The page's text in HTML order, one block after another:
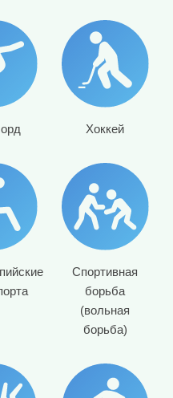
Хоккей
Спортивная
борьба
(вольная
борьба)